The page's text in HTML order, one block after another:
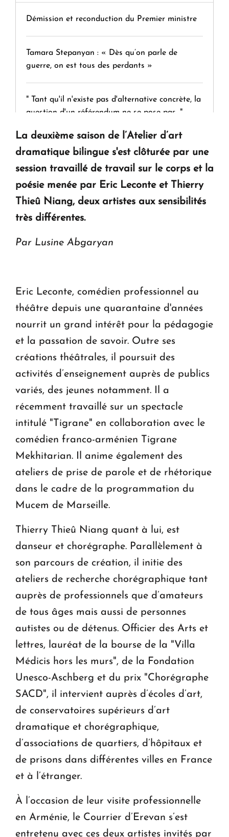
Démission et reconduction du Premier ministre
Tamara Stepanyan : « Dès qu’on parle de
guerre, on est tous des perdants »
" Tant qu'il n'existe pas d'alternative concrète, la
question d'un référendum ne se pose pas. "
KASA : 30 ans d'audace, de résilience et d'avenir
en Arménie
ouvrira ses portes à Dilijan
La deuxième saison de l’Atelier d’art
dramatique bilingue s'est clôturée par une
session travaillé de travail sur le corps et la
poésie menée par Eric Leconte et Thierry
Thieû Niang, deux artistes aux sensibilités
très différentes.
Par Lusine Abgaryan
Eric Leconte, comédien professionnel au
théâtre depuis une quarantaine d'années
nourrit un grand intérêt pour la pédagogie
et la passation de savoir. Outre ses
créations théâtrales, il poursuit des
activités d’enseignement auprès de publics
variés, des jeunes notamment. Il a
récemment travaillé sur un spectacle
intitulé "Tigrane" en collaboration avec le
comédien franco-arménien Tigrane
Mekhitarian. Il anime également des
ateliers de prise de parole et de rhétorique
dans le cadre de la programmation du
Mucem de Marseille.
Thierry Thieû Niang quant à lui, est
danseur et chorégraphe. Parallèlement à
son parcours de création, il initie des
ateliers de recherche chorégraphique tant
auprès de professionnels que d’amateurs
de tous âges mais aussi de personnes
autistes ou de détenus. Officier des Arts et
lettres, lauréat de la bourse de la "Villa
Médicis hors les murs", de la Fondation
Unesco-Aschberg et du prix "Chorégraphe
SACD", il intervient auprès d’écoles d’art,
de conservatoires supérieurs d’art
dramatique et chorégraphique,
d’associations de quartiers, d’hôpitaux et
de prisons dans différentes villes en France
et à l’étranger.
À l’occasion de leur visite professionnelle
en Arménie, le Courrier d’Erevan s’est
entretenu avec ces deux artistes invités par